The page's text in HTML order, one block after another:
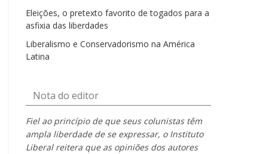
Eleições, o pretexto favorito de togados para a
asfixia das liberdades
Liberalismo e Conservadorismo na América
Latina
Nota do editor
Fiel ao princípio de que seus colunistas têm
ampla liberdade de se expressar, o Instituto
Liberal reitera que as opiniões dos autores